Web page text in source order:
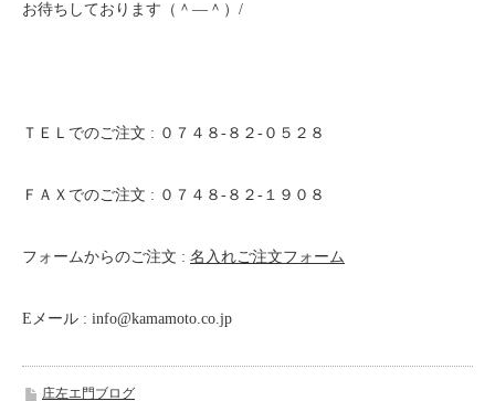
お待ちしております（＾—＾）/
ＴＥＬでのご注文 : ０７４８-８２-０５２８
ＦＡＸでのご注文 : ０７４８-８２-１９０８
フォームからのご注文 : 名入れご注文フォーム
Eメール : info@kamamoto.co.jp
庄左エ門ブログ